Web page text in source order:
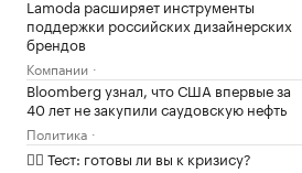
Lamoda расширяет инструменты
поддержки российских дизайнерских
брендов
Компании
Bloomberg узнал, что США впервые за
40 лет не закупили саудовскую нефть
Политика
✍🏻 Тест: готовы ли вы к кризису?